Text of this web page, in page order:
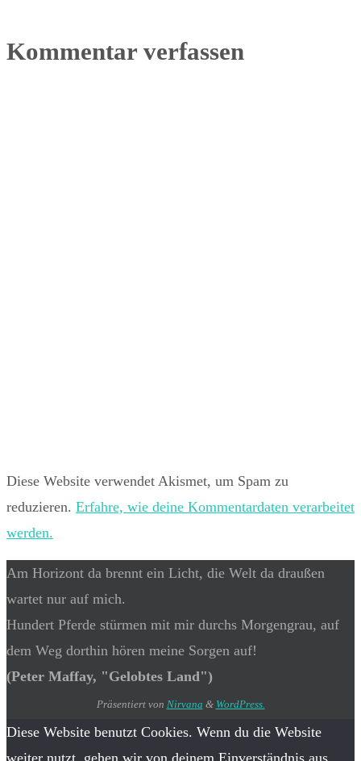
Kommentar verfassen
Diese Website verwendet Akismet, um Spam zu
reduzieren. Erfahre, wie deine Kommentardaten verarbeitet
werden.
Am Horizont da brennt ein Licht, die Welt da draußen
wartet nur auf mich.
Hundert Pferde stürmen mit mir durchs Morgengrau, auf
dem Weg dorthin hören meine Sorgen auf!
(Peter Maffay, "Gelobtes Land")
Präsentiert von Nirvana & WordPress.
Diese Website benutzt Cookies. Wenn du die Website
weiter nutzt, gehen wir von deinem Einverständnis aus.